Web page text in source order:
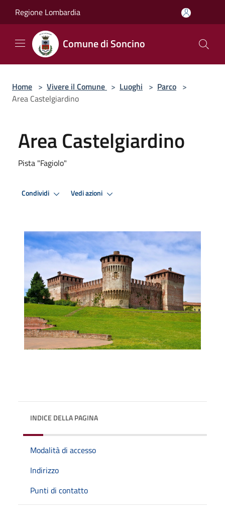
Regione Lombardia
Comune di Soncino
Home > Vivere il Comune > Luoghi > Parco >
Area Castelgiardino
Area Castelgiardino
Pista "Fagiolo"
Condividi Vedi azioni
INDICE DELLA PAGINA
Modalità di accesso
Indirizzo
Punti di contatto